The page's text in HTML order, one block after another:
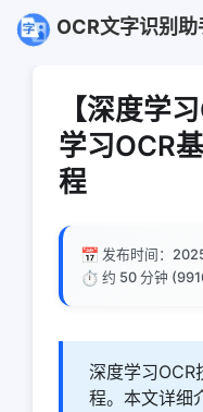
OCR文字识别助
【深度学
学习OCR
程
📅 发布时间：
⏱️ 约 50 分钟
深度学习OCR
程。本文详细